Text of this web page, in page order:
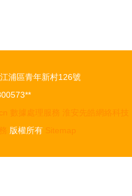
浦區青年新村126號
數據處理服務
淮安先皓網絡科技
版權所有 Sitemap